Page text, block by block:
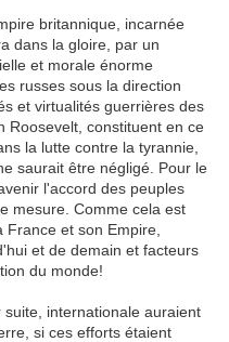
britannique, incarnée
dans la gloire, par un
et morale énorme
russes sous la direction
et virtualités guerrières des
Roosevelt, constituent en ce
la lutte contre la tyrannie,
saurait être négligé. Pour le
l'accord des peuples
mesure. Comme cela est
et son Empire,
et de demain et facteurs
du monde!
internationale auraient
si ces efforts étaient